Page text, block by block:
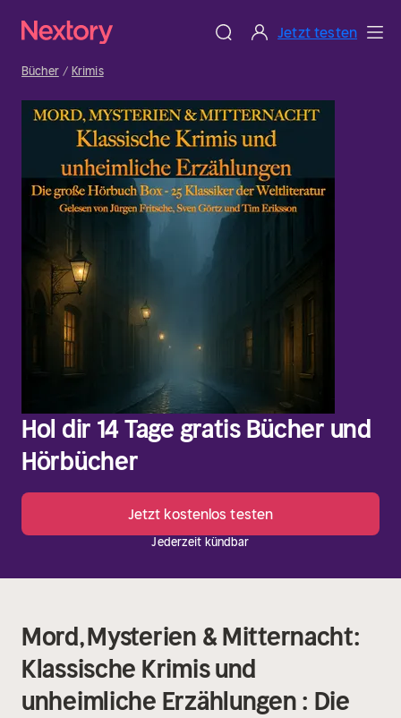
Jetzt testen
Bücher Krimis
Hol dir 14 Tage gratis Bücher und
Hörbücher
Jetzt kostenlos testen
Jederzeit kündbar
Mord, Mysterien & Mitternacht:
Klassische Krimis und
unheimliche Erzählungen : Die